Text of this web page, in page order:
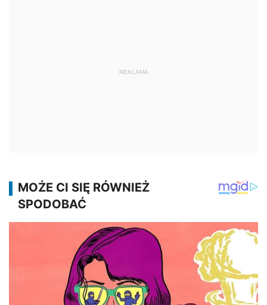
REKLAMA